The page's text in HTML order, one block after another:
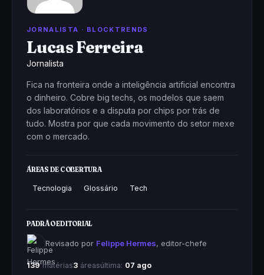
JORNALISTA · BLOCKTRENDS
Lucas Ferreira
Jornalista
Fica na fronteira onde a inteligência artificial encontra
o dinheiro. Cobre big techs, os modelos que saem
dos laboratórios e a disputa por chips por trás de
tudo. Mostra por que cada movimento do setor mexe
com o mercado.
ÁREAS DE COBERTURA
Tecnologia Glossário Tech
PADRÃO EDITORIAL
Revisado por Felippe Hermes, editor-chefe
139matérias3 áreasúltima: 07 ago